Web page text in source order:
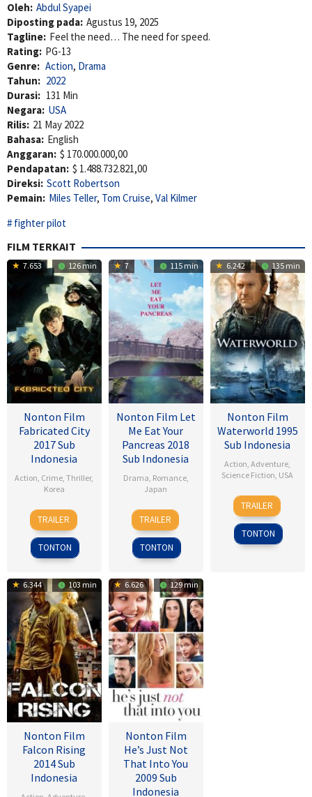
Oleh: Abdul Syapei
Diposting pada: Agustus 19, 2025
Tagline: Feel the need… The need for speed.
Rating: PG-13
Genre: Action, Drama
Tahun: 2022
Durasi: 131 Min
Negara: USA
Rilis: 21 May 2022
Bahasa: English
Anggaran: $ 170.000.000,00
Pendapatan: $ 1.488.732.821,00
Direksi: Scott Robertson
Pemain: Miles Teller, Tom Cruise, Val Kilmer
fighter pilot
FILM TERKAIT
7.653 126 min
Nonton Film
Fabricated City
2017 Sub
Indonesia
Action, Crime,Thriller,
Korea
9
Feb
2017
Lee
Hu-
bin
TRAILER
TONTON
7 115 min
Nonton Film Let
Me Eat Your
Pancreas 2018
Sub Indonesia
Drama, Romance,
Japan
28
Jul
2017
Sho
Tsukikawa
TRAILER
TONTON
6.242 135 min
Nonton Film
Waterworld 1995
Sub Indonesia
Action,Adventure,
Science Fiction, USA
28
Jul
1995
Kevin
Reynolds
TRAILER
TONTON
6.344 103 min
Nonton Film
Falcon Rising
2014 Sub
Indonesia
6.626 129 min
Nonton Film
He’s Just Not
That Into You
2009 Sub
Indonesia